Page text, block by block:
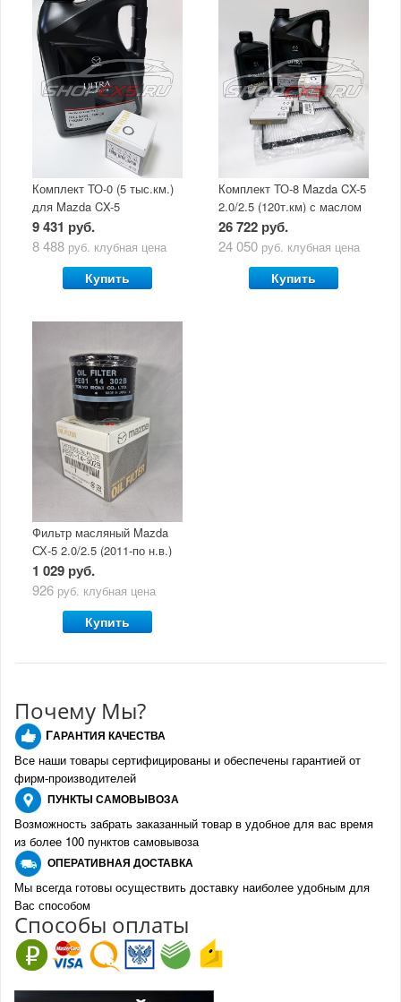
Комплект ТО-0 (5 тыс.км.)
для Mazda CX-5
(двигатель 2.0/2.5) с
маслом Mazda Original Oil
9 431 руб.
8 488 руб. клубная цена
Купить
Комплект ТО-8 Mazda CX-5
2.0/2.5 (120т.км) с маслом
Mazda Original Oil Ultra
5W30
26 722 руб.
24 050 руб. клубная цена
Купить
Фильтр масляный Mazda
СХ-5 2.0/2.5 (2011-по н.в.)
1 029 руб.
926 руб. клубная цена
Купить
Почему Мы?
ГАРАНТИЯ КАЧЕСТВА
Все наши товары сертифицированы и обеспечены гарантией от
фирм-производителей
ПУНКТЫ САМОВЫВОЗА
Возможность забрать заказанный товар в удобное для вас время
из более 100 пунктов самовывоза
ОПЕРАТИВНАЯ ДОСТАВКА
Мы всегда готовы осуществить доставку наиболее удобным для
Вас способом
Способы оплаты